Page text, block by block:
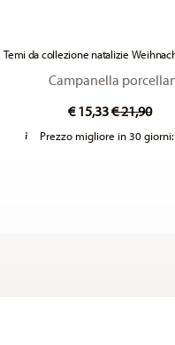
Temi da collezione natalizie
Campanella
€ 15,33Price
€ 21,90to
Prezzo migliore in 30